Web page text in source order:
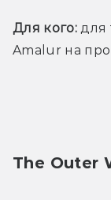
Для кого: для
Amalur на
The Outer